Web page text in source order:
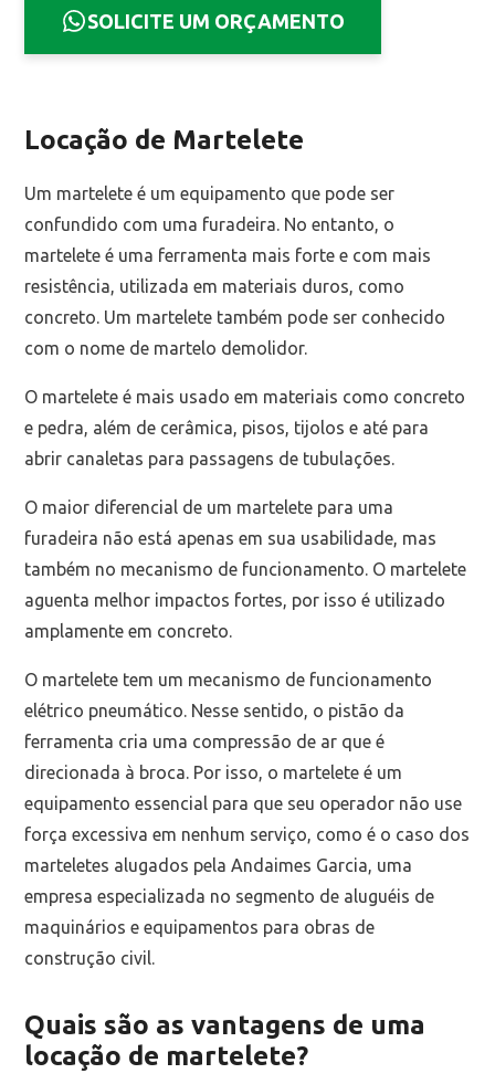
SOLICITE UM ORÇAMENTO
Locação de Martelete
Um martelete é um equipamento que pode ser
confundido com uma furadeira. No entanto, o
martelete é uma ferramenta mais forte e com mais
resistência, utilizada em materiais duros, como
concreto. Um martelete também pode ser conhecido
com o nome de martelo demolidor.
O martelete é mais usado em materiais como concreto
e pedra, além de cerâmica, pisos, tijolos e até para
abrir canaletas para passagens de tubulações.
O maior diferencial de um martelete para uma
furadeira não está apenas em sua usabilidade, mas
também no mecanismo de funcionamento. O martelete
aguenta melhor impactos fortes, por isso é utilizado
amplamente em concreto.
O martelete tem um mecanismo de funcionamento
elétrico pneumático. Nesse sentido, o pistão da
ferramenta cria uma compressão de ar que é
direcionada à broca. Por isso, o martelete é um
equipamento essencial para que seu operador não use
força excessiva em nenhum serviço, como é o caso dos
marteletes alugados pela Andaimes Garcia, uma
empresa especializada no segmento de aluguéis de
maquinários e equipamentos para obras de
construção civil.
Quais são as vantagens de uma
locação de martelete?